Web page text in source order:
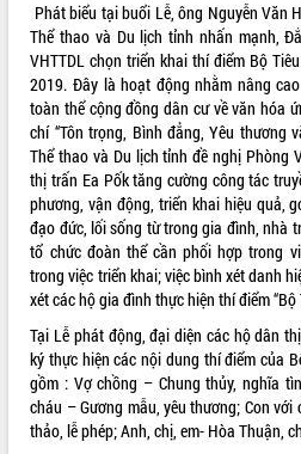
Phát biểu tại buổi Lễ, ông Nguyễn Văn
Thể thao và Du lịch tỉnh nhấn mạnh,
VHTTDL chọn triển khai thí điểm Bộ
2019. Đây là hoạt động nhằm nâng
toàn thể cộng đồng dân cư về văn hóa
chí “Tôn trọng, Bình đẳng, Yêu thương
Thể thao và Du lịch tỉnh đề nghị Phòng
thị trấn Ea Pốk tăng cường công tác
phương, vận động, triển khai hiệu quả,
đạo đức, lối sống từ trong gia đình, nhà
tổ chức đoàn thể cần phối hợp trong
trong việc triển khai; việc bình xét danh
xét các hộ gia đình thực hiện thí điểm
Tại Lễ phát động, đại diện các hộ dân
ký thực hiện các nội dung thí điểm của
gồm : Vợ chồng – Chung thủy, nghĩa
cháu – Gương mẫu, yêu thương; Con
thảo, lễ phép; Anh, chị, em- Hòa Thuận,